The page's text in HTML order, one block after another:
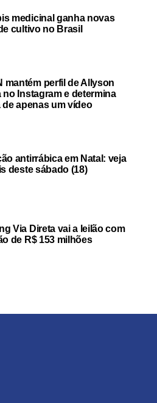
medicinal ganha novas
cultivo no Brasil
mantém perfil de Allyson
no Instagram e determina
de apenas um vídeo
antirrábica em Natal: veja
deste sábado (18)
Via Direta vai a leilão com
de R$ 153 milhões